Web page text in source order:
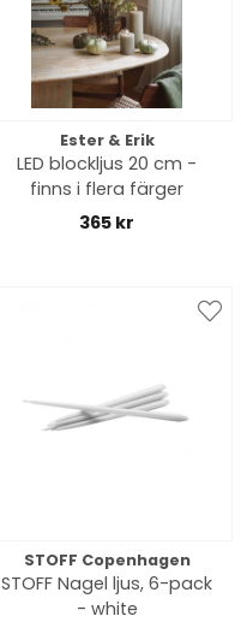
Ester & Erik
LED blockljus 20 cm -
finns i flera färger
365 kr
STOFF Copenhagen
STOFF Nagel ljus, 6-pack
- white